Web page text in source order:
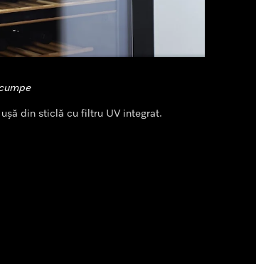
din sticlă cu filtru UV integrat.